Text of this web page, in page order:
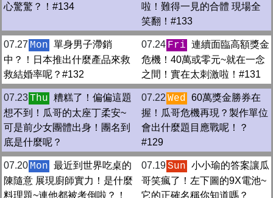
心驚驚？！#134
啦！難得一見的合體 現場全
笑翻！#133
07.27 Mon 單身男子滯銷
中？！日本推出什麼產品來救
救結婚率呢？#132
07.24 Fri 連續面臨高額獎金
危機！40萬或零元~就在一念
之間！實在太刺激啦！#131
07.23Thu 糟糕了！偏偏這題
想不到！瓜哥的太座丁柔安~
可是前少女團體出身！團名到
底是什麼呢？
07.22 Wed 60萬獎金勝券在
握！瓜哥危機再現？製作單位
會出什麼題目應戰呢！？
#129
07.20 Mon 最近到世界吃桌的
陳隨意 展現廚師實力！是什麼
料理題~連他都被考倒啦？！
07.19Sun 小小瑜的答案讓瓜
哥笑瘋了！左下圖的9X電池~
它的正確名稱你知道嗎？